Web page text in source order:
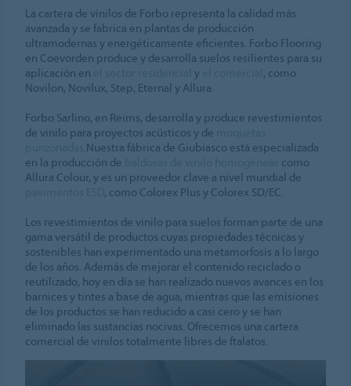
La cartera de vinilos de Forbo representa la calidad más
avanzada y se fabrica en plantas de producción
ultramodernas y energéticamente eficientes. Forbo Flooring
en Coevorden produce y desarrolla suelos resilientes para su
aplicación en
y
, como
Novilon, Novilux, Step, Eternal y Allura.
Forbo Sarlino, en Reims, desarrolla y produce revestimientos
de vinilo para proyectos acústicos y de
.Nuestra fábrica de Giubiasco está especializada
en la producción de
como
Allura Colour, y es un proveedor clave a nivel mundial de
, como Colorex Plus y Colorex SD/EC.
Los revestimientos de vinilo para suelos forman parte de una
gama versátil de productos cuyas propiedades técnicas y
sostenibles han experimentado una metamorfosis a lo largo
de los años. Además de mejorar el contenido reciclado o
reutilizado, hoy en día se han realizado nuevos avances en los
barnices y tintes a base de agua, mientras que las emisiones
de los productos se han reducido a casi cero y se han
eliminado las sustancias nocivas. Ofrecemos una cartera
comercial de vinilos totalmente libres de ftalatos.